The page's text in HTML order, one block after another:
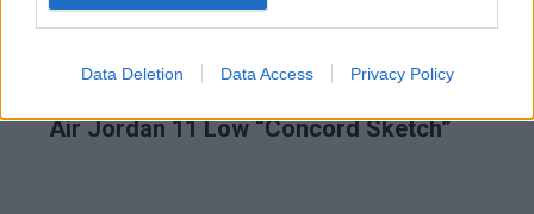
Data Deletion Data Access Privacy Policy
Air Jordan 11 Low “Concord Sketch”